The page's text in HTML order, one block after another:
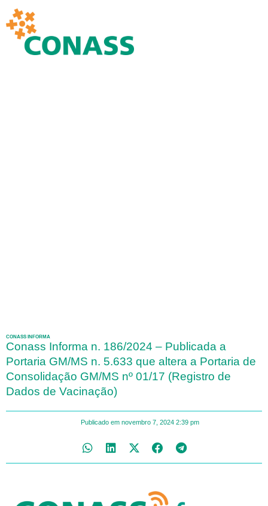
CONASS INFORMA
Conass Informa n. 186/2024 – Publicada a
Portaria GM/MS n. 5.633 que altera a Portaria de
Consolidação GM/MS nº 01/17 (Registro de
Dados de Vacinação)
Publicado em novembro 7, 2024 2:39 pm